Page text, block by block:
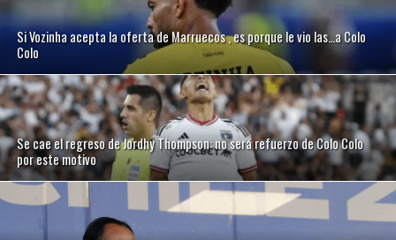
Si Vozinha acepta la oferta de Marruecos , es porque le vio las…a Colo
Colo
Se cae el regreso de Jordhy Thompson: no será refuerzo de Colo Colo
por este motivo